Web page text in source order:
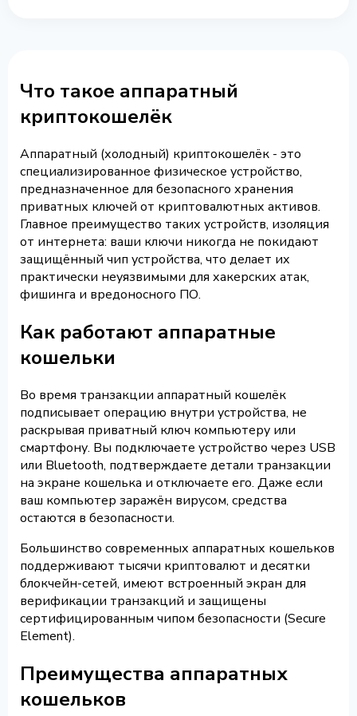
Что такое аппаратный
криптокошелёк
Аппаратный (холодный) криптокошелёк - это
специализированное физическое устройство,
предназначенное для безопасного хранения
приватных ключей от криптовалютных активов.
Главное преимущество таких устройств, изоляция
от интернета: ваши ключи никогда не покидают
защищённый чип устройства, что делает их
практически неуязвимыми для хакерских атак,
фишинга и вредоносного ПО.
Как работают аппаратные
кошельки
Во время транзакции аппаратный кошелёк
подписывает операцию внутри устройства, не
раскрывая приватный ключ компьютеру или
смартфону. Вы подключаете устройство через USB
или Bluetooth, подтверждаете детали транзакции
на экране кошелька и отключаете его. Даже если
ваш компьютер заражён вирусом, средства
остаются в безопасности.
Большинство современных аппаратных кошельков
поддерживают тысячи криптовалют и десятки
блокчейн-сетей, имеют встроенный экран для
верификации транзакций и защищены
сертифицированным чипом безопасности (Secure
Element).
Преимущества аппаратных
кошельков